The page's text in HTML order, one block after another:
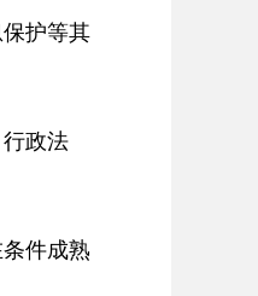
护等其
政法
件成熟